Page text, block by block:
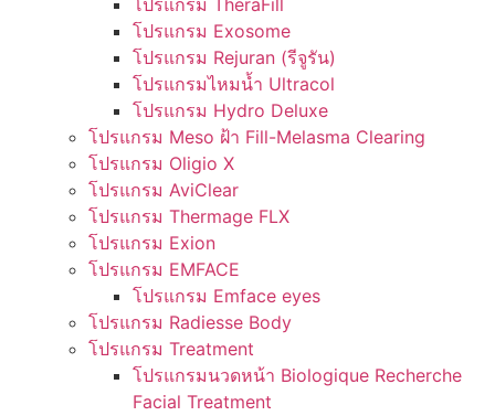
โปรแกรม TheraFill
โปรแกรม Exosome
โปรแกรม Rejuran (รีจูรัน)
โปรแกรมไหมน้ำ Ultracol
โปรแกรม Hydro Deluxe
โปรแกรม Meso ฝ้า Fill-Melasma Clearing
โปรแกรม Oligio X
โปรแกรม AviClear
โปรแกรม Thermage FLX
โปรแกรม Exion
โปรแกรม EMFACE
โปรแกรม Emface eyes
โปรแกรม Radiesse Body
โปรแกรม Treatment
โปรแกรมนวดหน้า Biologique Recherche
Facial Treatment